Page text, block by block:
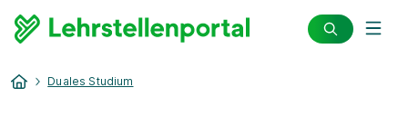
Duales Studium